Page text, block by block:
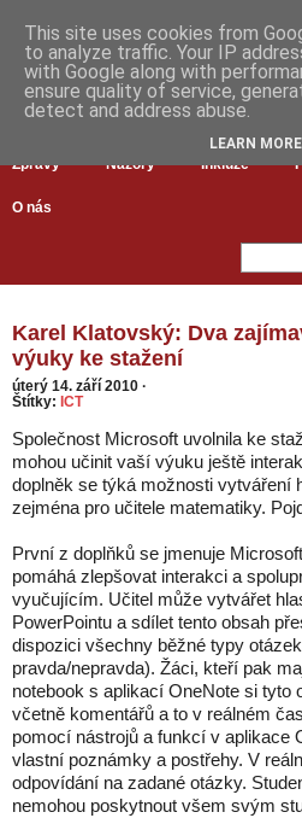
Zprávy Názory Inkluze
O nás
Karel Klatovský: Dva
výuky ke stažení
úterý 14. září 2010 ·
Štítky: ICT
Společnost Microsoft uvolnila ke
mohou učinit vaší výuku ještě
doplněk se týká možnosti vytváření
zejména pro učitele matematiky.
První z doplňků se jmenuje
pomáhá zlepšovat interakci a
vyučujícím. Učitel může vytvářet
PowerPointu a sdílet tento obsah
dispozici všechny běžné typy
pravda/nepravda). Žáci, kteří pak
notebook s aplikací OneNote si tyto
včetně komentářů a to v reálném
pomocí nástrojů a funkcí v aplikace
vlastní poznámky a postřehy. V
odpovídání na zadané otázky.
nemohou poskytnout všem svým
This site uses cookies from
to analyze traffic. Your IP
with Google along with
ensure quality of service,
detect and address abuse.
LEARN MORE